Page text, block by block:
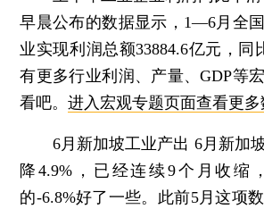
早晨公布的数据显示，1—6月全
业实现利润总额33884.6亿元，同
有更多行业利润、产量、GDP等
看吧。进入宏观专题页面查看更
6月新加坡工业产出 6月新加
降4.9%，已经连续9个月收缩
的-6.8%好了一些。此前5月这项数